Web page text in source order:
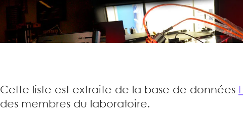
Cette liste est extraite de la base de données
des membres du laboratoire.